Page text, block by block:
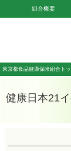
組合概要
東京都食品健康保険組合ト
健康日本21